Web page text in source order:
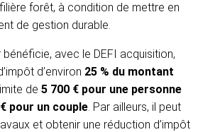
forêt, à condition de mettre en
de gestion durable.
bénéficie, avec le DEFI acquisition,
d’environ 25 % du montant
de 5 700 € pour une personne
pour un couple. Par ailleurs, il peut
et obtenir une réduction d’impôt